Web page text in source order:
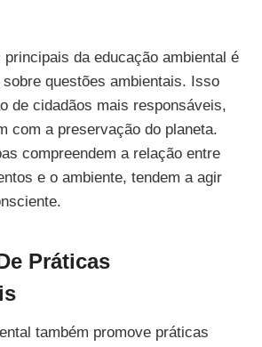
da educação ambiental é
questões ambientais. Isso
de cidadãos mais responsáveis,
com a preservação do planeta.
compreendem a relação entre
e o ambiente, tendem a agir
Práticas
também promove práticas